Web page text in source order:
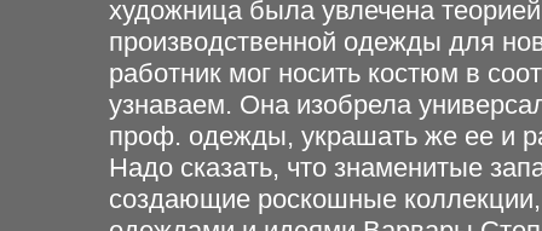
художница была увлечена
производственной одежды для
работник мог носить костюм в
узнаваем. Она изобрела
проф. одежды, украшать же ее и
Надо сказать, что знаменитые
создающие роскошные